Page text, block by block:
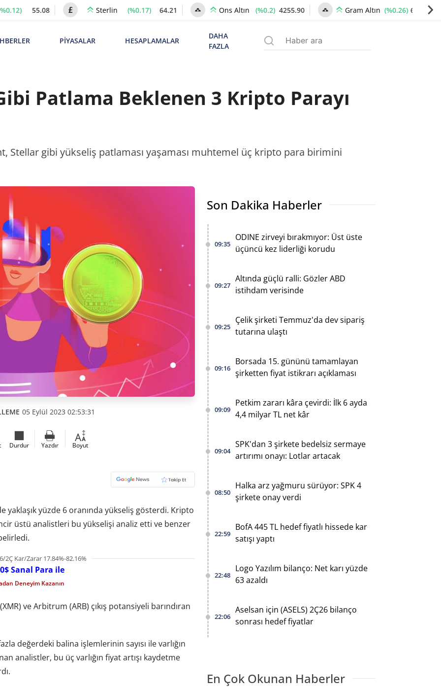
55.08 Sterlin (%0.17) 64.21 Ons Altın (%0.2) 4255.90 Gram Altın (%0.26) 6512.85
PİYASALAR HESAPLAMALAR
DAHA
FAZLA
Patlama Beklenen 3 Kripto Parayı
Stellar gibi yükseliş patlaması yaşaması muhtemel üç kripto para birimini
05 Eylül 2023 02:53:31
Durdur Yazdır Boyut
yaklaşık yüzde 6 oranında yükseliş gösterdi. Kripto
üstü analistleri bu yükselişi analiz etti ve benzer
Kar/Zarar 17.84%-82.16%
Sanal Para ile
Deneyim Kazanın
ve Arbitrum (ARB) çıkış potansiyeli barındıran
değerdeki balina işlemlerinin sayısı ile varlığın
analistler, bu üç varlığın fiyat artışı kaydetme
Son Dakika Haberler
09:35
ODINE zirveyi bırakmıyor: Üst üste
üçüncü kez liderliği korudu
09:27
Altında güçlü ralli: Gözler ABD
istihdam verisinde
09:25
Çelik şirketi Temmuz'da dev sipariş
tutarına ulaştı
09:16
Borsada 15. gününü tamamlayan
şirketten fiyat istikrarı açıklaması
09:09
Petkim zararı kâra çevirdi: İlk 6 ayda
4,4 milyar TL net kâr
09:04
SPK'dan 3 şirkete bedelsiz sermaye
artırımı onayı: Lotlar artacak
08:50
Halka arz yağmuru sürüyor: SPK 4
şirkete onay verdi
22:59
BofA 445 TL hedef fiyatlı hissede kar
satışı yaptı
22:48
Logo Yazılım bilanço: Net karı yüzde
63 azaldı
22:06
Aselsan için (ASELS) 2Ç26 bilanço
sonrası hedef fiyatlar
En Çok Okunan Haberler